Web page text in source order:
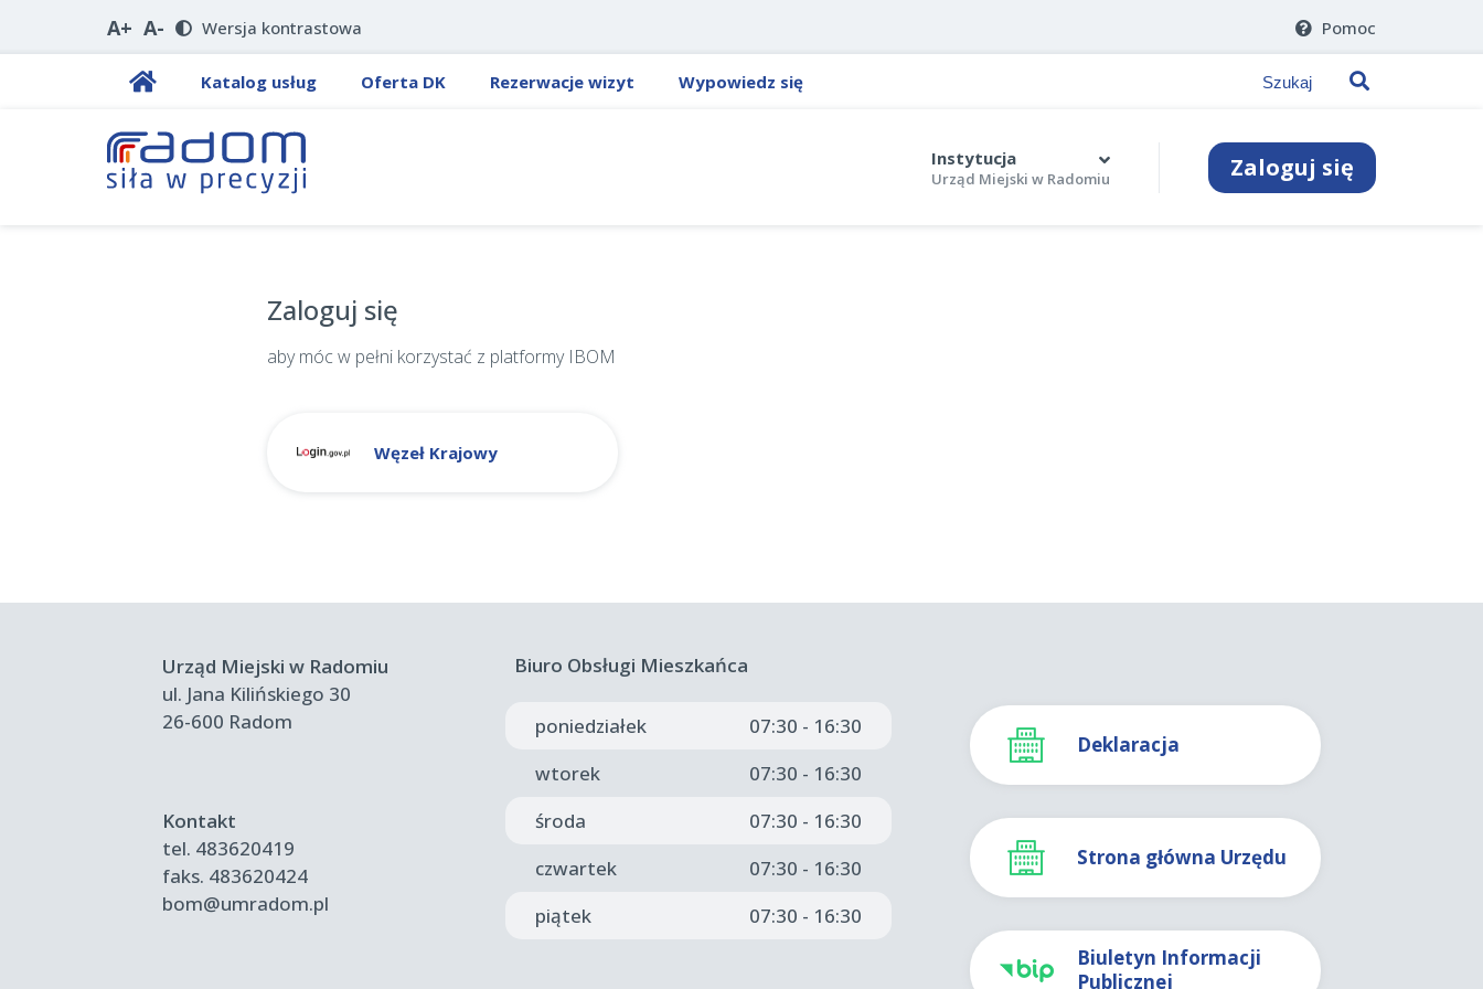
A+ A- Wersja kontrastowa Pomoc
Katalog usług Oferta DK Rezerwacje wizyt Wypowiedz się
Instytucja
Urząd Miejski w Radomiu Zaloguj się
Zaloguj się
aby móc w pełni korzystać z platformy IBOM
Węzeł Krajowy
Urząd Miejski w Radomiu
ul. Jana Kilińskiego 30
26-600 Radom
Kontakt
tel. 483620419
faks. 483620424
bom@umradom.pl
Biuro Obsługi Mieszkańca
poniedziałek
07:30 - 16:30
wtorek
07:30 - 16:30
środa
07:30 - 16:30
czwartek
07:30 - 16:30
piątek
07:30 - 16:30
Deklaracja
Strona główna Urzędu
Biuletyn Informacji
Publicznej